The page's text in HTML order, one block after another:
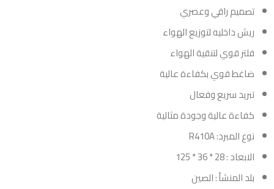
تصميم راقي وعصري
ريش داخليه لتوزيع الهواء
فلتر قوي لتنقية الهواء
ضاغط قوي بكفاءة عالية
تبريد سريع وفعال
كفاءة عالية وجودة مثالية
نوع المبرد: R410A
الابعاد : 28 * 36 * 125
بلد المنشأ : الصين